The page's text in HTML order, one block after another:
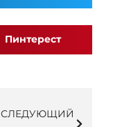
Пинтерест
СЛЕДУЮЩИЙ